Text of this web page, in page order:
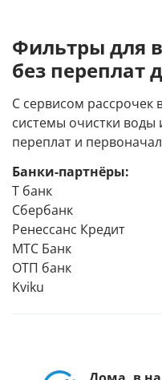
Фильтры для
без переплат
С сервисом рассрочек
системы очистки воды
переплат и
Банки-партнёры:
Т банк
Сбербанк
Ренессанс Кредит
МТС Банк
ОТП банк
Kviku